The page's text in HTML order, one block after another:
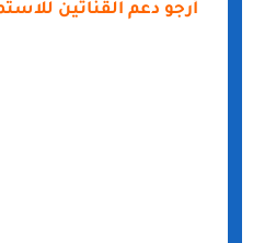
أرجو دعم القناتين